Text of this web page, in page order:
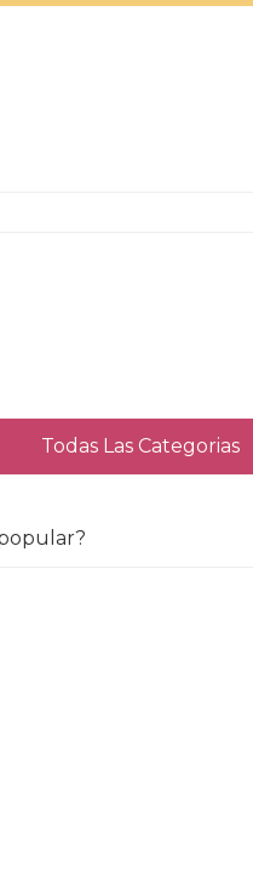
Todas Las Categorias